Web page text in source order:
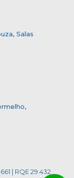
Salas
| RQE 29.432